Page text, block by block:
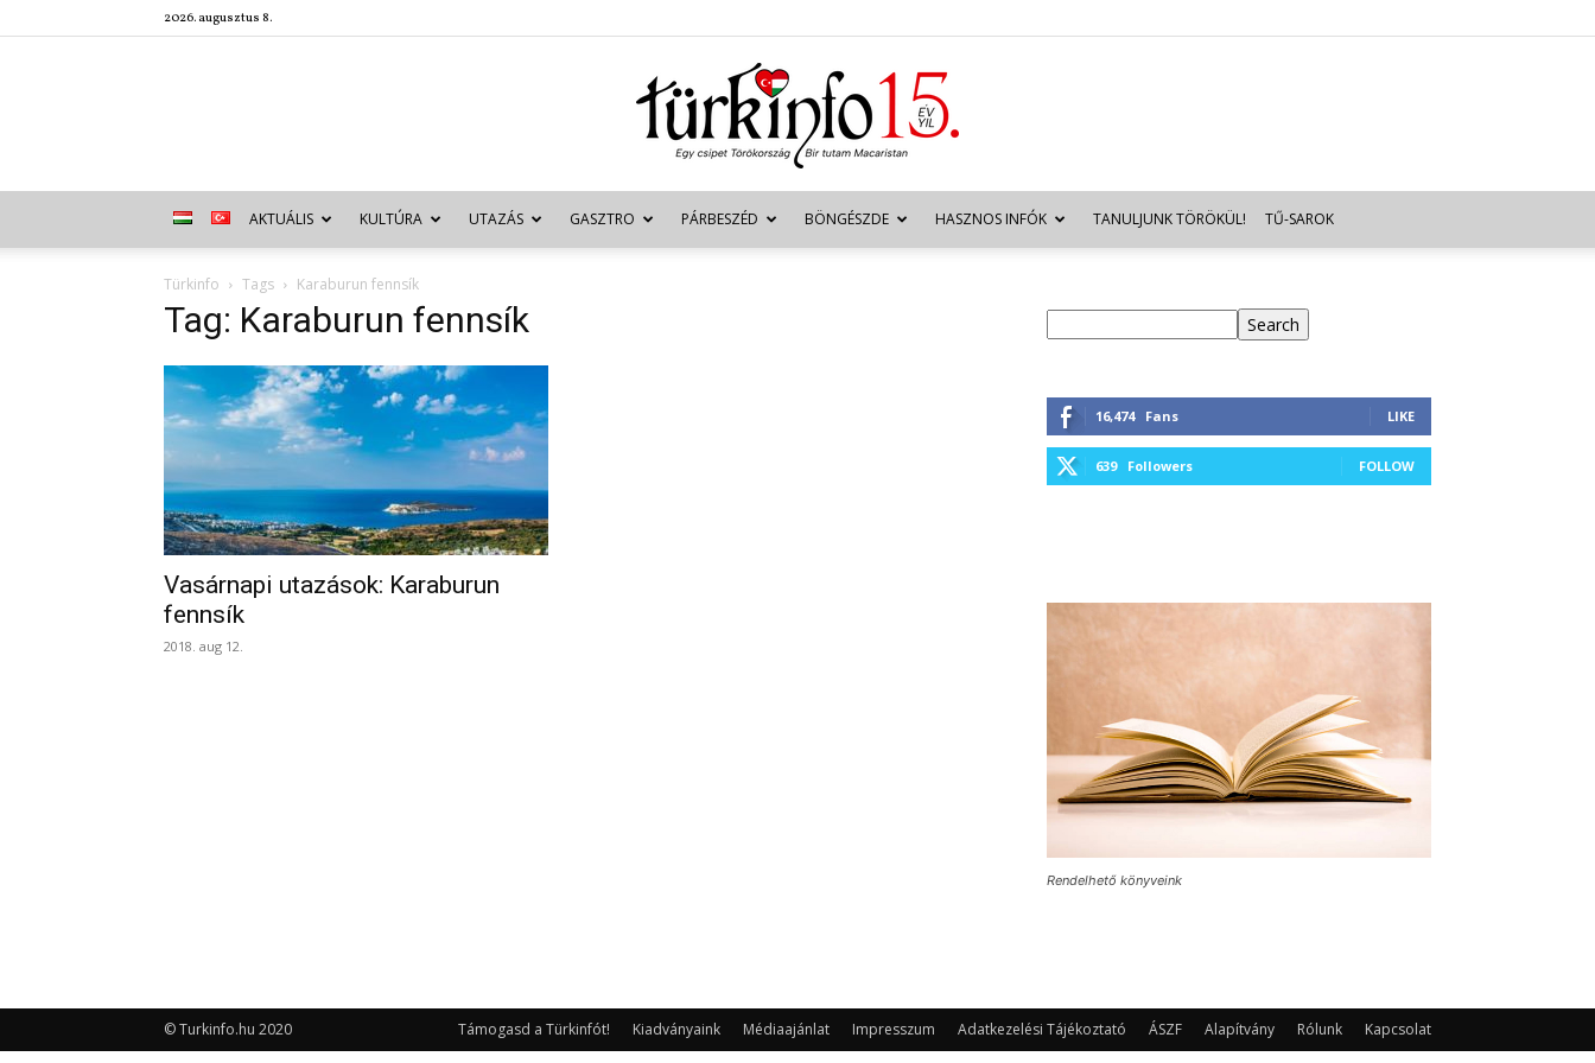
2026. augusztus 8.
Türkinfo
AKTUÁLIS KULTÚRA UTAZÁS GASZTRO PÁRBESZÉD BÖNGÉSZDE HASZNOS INFÓK TANULJUNK TÖRÖKÜL! TŰ-SAROK
Türkinfo Tags Karaburun fennsík
Tag: Karaburun fennsík
Vasárnapi utazások: Karaburun
fennsík
2018. aug 12.
Search
16,474 Fans LIKE
639 Followers FOLLOW
Rendelhető könyveink
Támogasd a Türkinfót! Kiadványaink Médiaajánlat Impresszum Adatkezelési Tájékoztató ÁSZF Alapítvány Rólunk Kapcsolat
© Turkinfo.hu 2020